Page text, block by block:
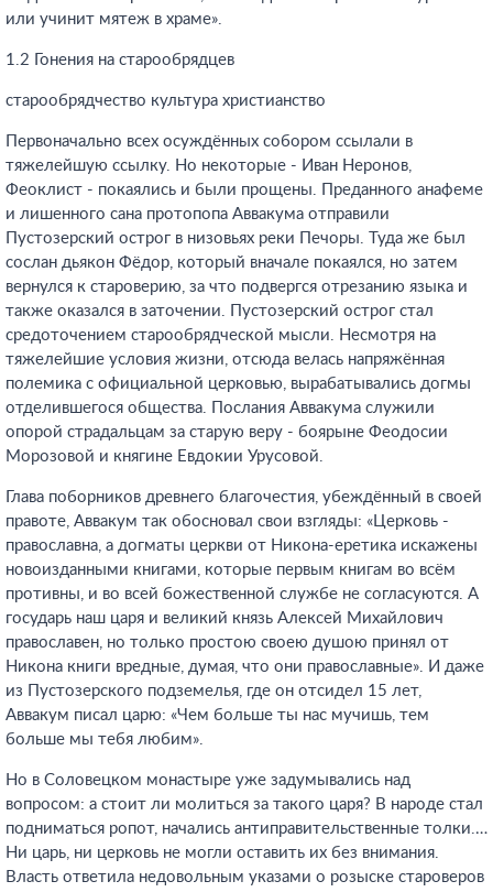
или учинит мятеж в храме».
1.2 Гонения на старообрядцев
старообрядчество культура христианство
Первоначально всех осуждённых собором ссылали в
тяжелейшую ссылку. Но некоторые - Иван Неронов,
Феоклист - покаялись и были прощены. Преданного анафеме
и лишенного сана протопопа Аввакума отправили
Пустозерский острог в низовьях реки Печоры. Туда же был
сослан дьякон Фёдор, который вначале покаялся, но затем
вернулся к староверию, за что подвергся отрезанию языка и
также оказался в заточении. Пустозерский острог стал
средоточением старообрядческой мысли. Несмотря на
тяжелейшие условия жизни, отсюда велась напряжённая
полемика с официальной церковью, вырабатывались догмы
отделившегося общества. Послания Аввакума служили
опорой страдальцам за старую веру - боярыне Феодосии
Морозовой и княгине Евдокии Урусовой.
Глава поборников древнего благочестия, убеждённый в своей
правоте, Аввакум так обосновал свои взгляды: «Церковь -
православна, а догматы церкви от Никона-еретика искажены
новоизданными книгами, которые первым книгам во всём
противны, и во всей божественной службе не согласуются. А
государь наш царя и великий князь Алексей Михайлович
православен, но только простою своею душою принял от
Никона книги вредные, думая, что они православные». И даже
из Пустозерского подземелья, где он отсидел 15 лет,
Аввакум писал царю: «Чем больше ты нас мучишь, тем
больше мы тебя любим».
Но в Соловецком монастыре уже задумывались над
вопросом: а стоит ли молиться за такого царя? В народе стал
подниматься ропот, начались антиправительственные толки.…
Ни царь, ни церковь не могли оставить их без внимания.
Власть ответила недовольным указами о розыске староверов